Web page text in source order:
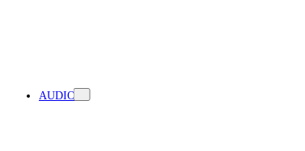
AUDIO